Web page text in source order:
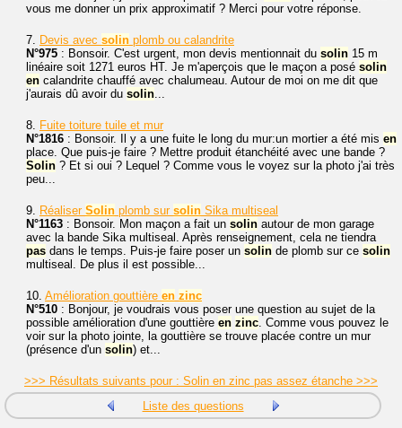
vous me donner un prix approximatif ? Merci pour votre réponse.
7. Devis avec solin plomb ou calandrite
N°975 : Bonsoir. C'est urgent, mon devis mentionnait du solin 15 m
linéaire soit 1271 euros HT. Je m'aperçois que le maçon a posé solin
en calandrite chauffé avec chalumeau. Autour de moi on me dit que
j'aurais dû avoir du solin...
8. Fuite toiture tuile et mur
N°1816 : Bonsoir. Il y a une fuite le long du mur:un mortier a été mis en
place. Que puis-je faire ? Mettre produit étanchéité avec une bande ?
Solin ? Et si oui ? Lequel ? Comme vous le voyez sur la photo j'ai très
peu...
9. Réaliser Solin plomb sur solin Sika multiseal
N°1163 : Bonsoir. Mon maçon a fait un solin autour de mon garage
avec la bande Sika multiseal. Après renseignement, cela ne tiendra
pas dans le temps. Puis-je faire poser un solin de plomb sur ce solin
multiseal. De plus il est possible...
10. Amélioration gouttière en zinc
N°510 : Bonjour, je voudrais vous poser une question au sujet de la
possible amélioration d'une gouttière en zinc. Comme vous pouvez le
voir sur la photo jointe, la gouttière se trouve placée contre un mur
(présence d'un solin) et...
>>> Résultats suivants pour : Solin en zinc pas assez étanche >>>
Liste des questions